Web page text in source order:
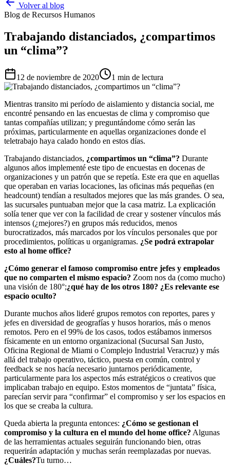
Volver al blog
Blog de Recursos Humanos
Trabajando distanciados, ¿compartimos
un “clima”?
12 de noviembre de 2020 1 min de lectura
Mientras transito mi período de aislamiento y distancia social, me
encontré pensando en las encuestas de clima y compromiso que
tantas compañías utilizan; y preguntándome cómo serán las
próximas, particularmente en aquellas organizaciones donde el
teletrabajo haya calado hondo en estos días.
Trabajando distanciados, ¿compartimos un “clima”? Durante
algunos años implementé este tipo de encuestas en docenas de
organizaciones y un patrón que se repetía. Este era que en aquellas
que operaban en varias locaciones, las oficinas más pequeñas (en
headcount) tendían a resultados mejores que las más grandes. O sea,
las sucursales puntuaban mejor que la casa matriz. La explicación
solía tener que ver con la facilidad de crear y sostener vínculos más
intensos (¿mejores?) en grupos más reducidos, menos
burocratizados, más marcados por los vínculos personales que por
procedimientos, políticas u organigramas. ¿Se podrá extrapolar
esto al home office?
¿Cómo generar el famoso compromiso entre jefes y empleados
que no comparten el mismo espacio? Zoom nos da (como mucho)
una visión de 180°;¿qué hay de los otros 180? ¿Es relevante ese
espacio oculto?
Durante muchos años lideré grupos remotos con reportes, pares y
jefes en diversidad de geografías y husos horarios, más o menos
remotos. Pero en el 99% de los casos, todos estábamos inmersos
físicamente en un entorno organizacional (Sucursal San Justo,
Oficina Regional de Miami o Complejo Industrial Veracruz) y más
allá del trabajo operativo, táctico, puesta en común, control y
feedback se nos hacía necesario juntarnos periódicamente,
particularmente para los aspectos más estratégicos o creativos que
implicaban trabajo en equipo. Estos momentos de “juntata” física,
parecían servir para “confirmar” el compromiso y ser los espacios en
los que se creaba la cultura.
Queda abierta la pregunta entonces: ¿Cómo se gestionan el
compromiso y la cultura en el mundo del home office? Algunas
de las herramientas actuales seguirán funcionando bien, otras
requerirán adaptación y muchas serán reemplazadas por nuevas.
¿Cuáles?Tu turno…